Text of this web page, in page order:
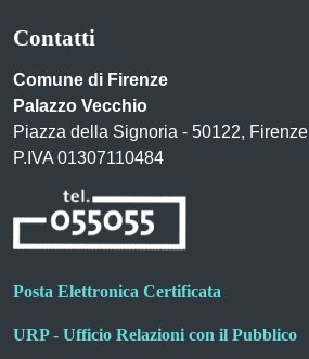
Contatti
Comune di Firenze
Palazzo Vecchio
Piazza della Signoria - 50122, Firenze
P.IVA 01307110484
Posta Elettronica Certificata
URP - Ufficio Relazioni con il Pubblico